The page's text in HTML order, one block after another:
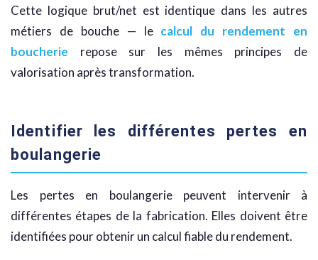
Cette logique brut/net est identique dans les autres
métiers de bouche — le calcul du rendement en
boucherie repose sur les mêmes principes de
valorisation après transformation.
Identifier les différentes pertes en
boulangerie
Les pertes en boulangerie peuvent intervenir à
différentes étapes de la fabrication. Elles doivent être
identifiées pour obtenir un calcul fiable du rendement.